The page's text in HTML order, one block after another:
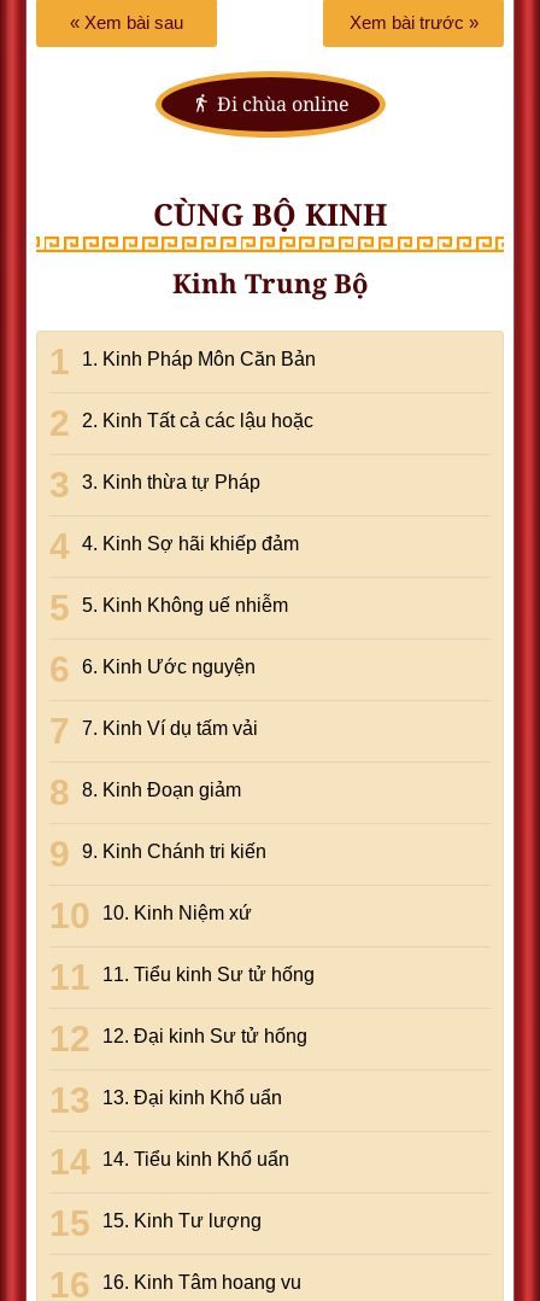
« Xem bài sau Xem bài trước »
Đi chùa online
CÙNG BỘ KINH
Kinh Trung Bộ
1. Kinh Pháp Môn Căn Bản
2. Kinh Tất cả các lậu hoặc
3. Kinh thừa tự Pháp
4. Kinh Sợ hãi khiếp đảm
5. Kinh Không uế nhiễm
6. Kinh Ước nguyện
7. Kinh Ví dụ tấm vải
8. Kinh Ðoạn giảm
9. Kinh Chánh tri kiến
10. Kinh Niệm xứ
11. Tiểu kinh Sư tử hống
12. Ðại kinh Sư tử hống
13. Ðại kinh Khổ uẩn
14. Tiểu kinh Khổ uẩn
15. Kinh Tư lượng
16. Kinh Tâm hoang vu